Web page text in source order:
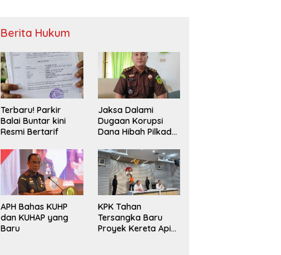
Berita Hukum
Terbaru! Parkir
Balai Buntar kini
Resmi Bertarif
Jaksa Dalami
Dugaan Korupsi
Dana Hibah Pilkada
Kaur
APH Bahas KUHP
dan KUHAP yang
Baru
KPK Tahan
Tersangka Baru
Proyek Kereta Api